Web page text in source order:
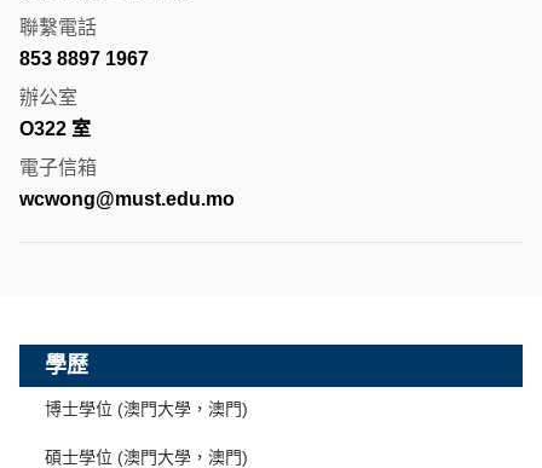
聯繫電話
853 8897 1967
辦公室
O322 室
電子信箱
wcwong@must.edu.mo
學歷
博士學位 (澳門大學，澳門)
碩士學位 (澳門大學，澳門)